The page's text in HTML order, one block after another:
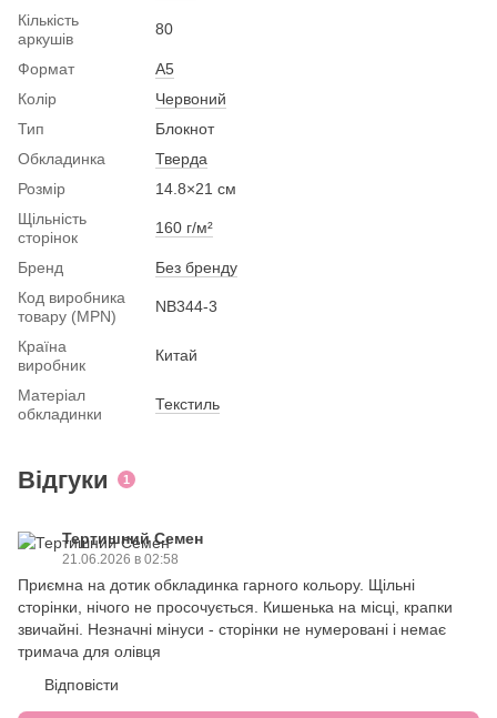
Кількість
аркушів
80
Формат
A5
Колір
Червоний
Тип
Блокнот
Обкладинка
Тверда
Розмір
14.8×21 см
Щільність
сторінок
160 г/м²
Бренд
Без бренду
Код виробника
товару (MPN)
NB344-3
Країна
виробник
Китай
Матеріал
обкладинки
Текстиль
Відгуки 1
Тертишний Семен
21.06.2026 в 02:58
Приємна на дотик обкладинка гарного кольору. Щільні
сторінки, нічого не просочується. Кишенька на місці, крапки
звичайні. Незначні мінуси - сторінки не нумеровані і немає
тримача для олівця
Відповісти